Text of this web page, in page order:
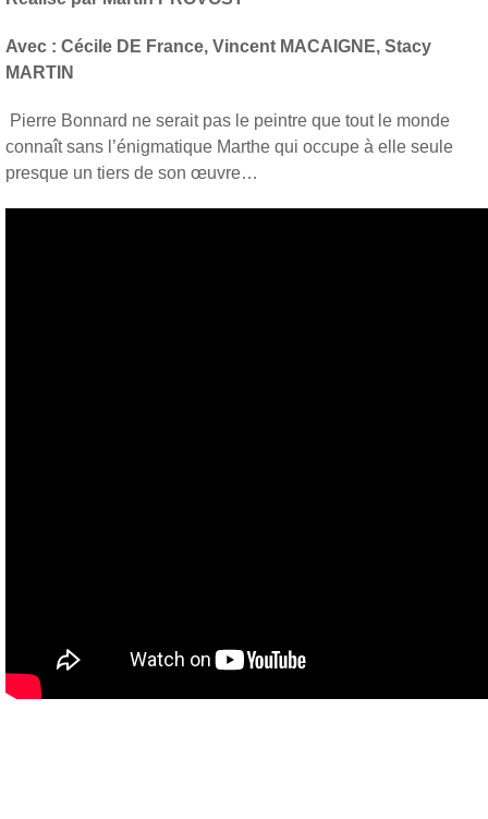
Avec : Cécile DE France, Vincent MACAIGNE, Stacy
MARTIN
Pierre Bonnard ne serait pas le peintre que tout le monde
connaît sans l’énigmatique Marthe qui occupe à elle seule
presque un tiers de son œuvre…